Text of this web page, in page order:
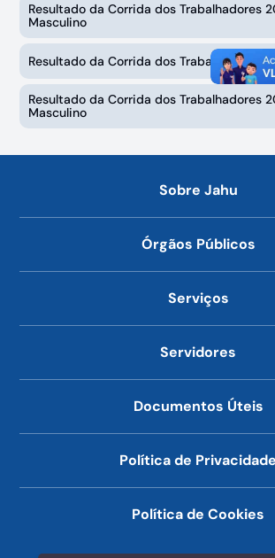
Resultado da Corrida dos Trabalhadores
Masculino
Resultado da Corrida dos Trabalhadores
Resultado da Corrida dos Trabalhadores
Masculino
Sobre Jahu
Órgãos Públicos
Serviços
Servidores
Documentos Úteis
Política de Privacidade
Política de Cookies